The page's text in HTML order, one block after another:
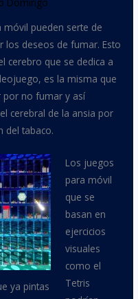
pueden serte de
los deseos de fumar. Esto
cerebro que se dedica a
es la misma que
por no fumar y así
cerebral de la ansia por
del tabaco.
ya pintas
Los juegos
para móvil
que se
basan en
ejercicios
visuales
como el
Tetris